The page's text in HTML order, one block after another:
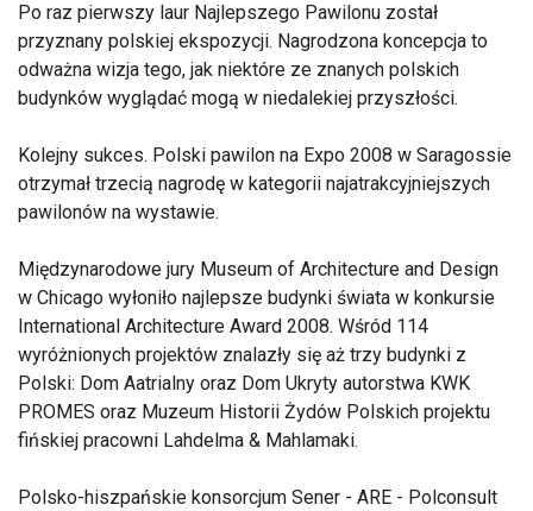
Po raz pierwszy laur Najlepszego Pawilonu został
przyznany polskiej ekspozycji. Nagrodzona koncepcja to
odważna wizja tego, jak niektóre ze znanych polskich
budynków wyglądać mogą w niedalekiej przyszłości.
Kolejny sukces. Polski pawilon na Expo 2008 w Saragossie
otrzymał trzecią nagrodę w kategorii najatrakcyjniejszych
pawilonów na wystawie.
Międzynarodowe jury Museum of Architecture and Design
w Chicago wyłoniło najlepsze budynki świata w konkursie
International Architecture Award 2008. Wśród 114
wyróżnionych projektów znalazły się aż trzy budynki z
Polski: Dom Aatrialny oraz Dom Ukryty autorstwa KWK
PROMES oraz Muzeum Historii Żydów Polskich projektu
fińskiej pracowni Lahdelma & Mahlamaki.
Polsko-hiszpańskie konsorcjum Sener - ARE - Polconsult